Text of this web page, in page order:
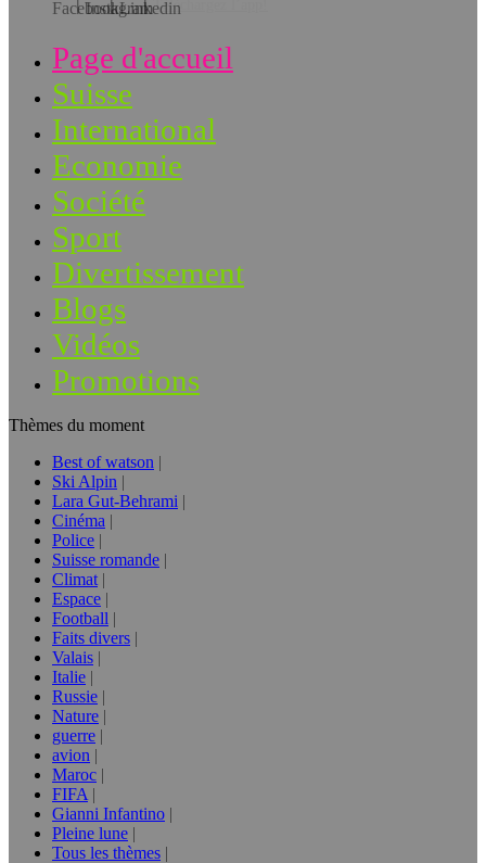
Téléchargez l’app!
Page d'accueil
Suisse
International
Economie
Société
Sport
Divertissement
Blogs
Vidéos
Promotions
Thèmes du moment
Best of watson
Ski Alpin
Lara Gut-Behrami
Cinéma
Police
Suisse romande
Climat
Espace
Football
Faits divers
Valais
Italie
Russie
Nature
guerre
avion
Maroc
FIFA
Gianni Infantino
Pleine lune
Tous les thèmes